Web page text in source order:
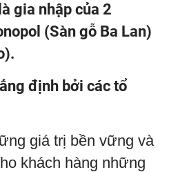
gia nhập của 2
(Sàn gỗ Ba Lan)
định bởi các tổ
giá trị bền vững và
khách hàng những